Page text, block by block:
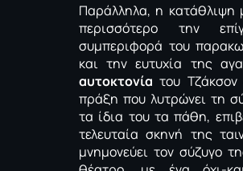
Παράλληλα, η κατάθλιψη
περισσότερο την
συμπεριφορά του
και την ευτυχία της
αυτοκτονία του Τζάκσον
πράξη που λυτρώνει τη
τα ίδια του τα πάθη,
τελευταία σκηνή της
μνημονεύει τον σύζυγο